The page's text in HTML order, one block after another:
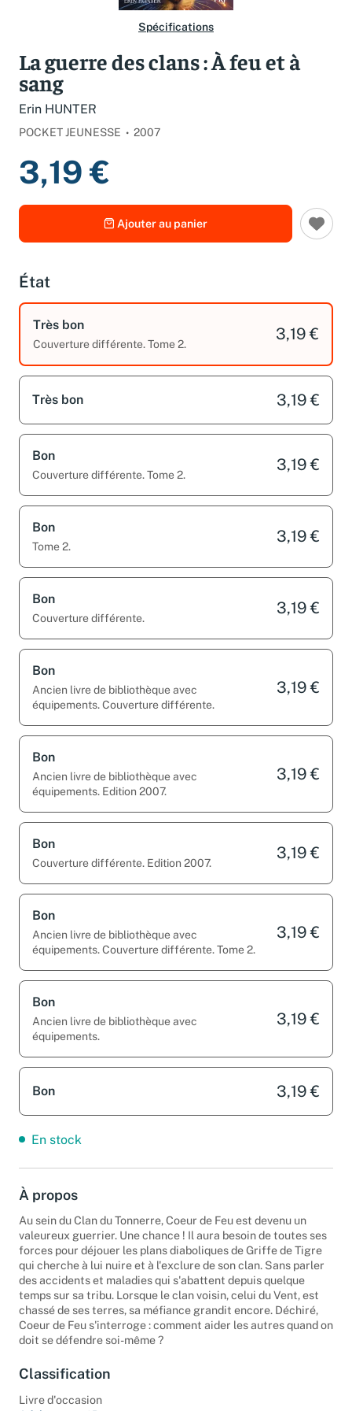
Spécifications
La guerre des clans : À feu et à
sang
Erin HUNTER
POCKET JEUNESSE 2007
3,19 €
Ajouter au panier
État
Très bon
Couverture différente. Tome 2.
3,19 €
Très bon 3,19 €
Bon
Couverture différente. Tome 2.
3,19 €
Bon
Tome 2.
3,19 €
Bon
Couverture différente.
3,19 €
Bon
Ancien livre de bibliothèque avec
équipements. Couverture différente.
3,19 €
Bon
Ancien livre de bibliothèque avec
équipements. Edition 2007.
3,19 €
Bon
Couverture différente. Edition 2007.
3,19 €
Bon
Ancien livre de bibliothèque avec
équipements. Couverture différente. Tome 2.
3,19 €
Bon
Ancien livre de bibliothèque avec
équipements.
3,19 €
Bon 3,19 €
En stock
À propos
Au sein du Clan du Tonnerre, Coeur de Feu est devenu un
valeureux guerrier. Une chance ! Il aura besoin de toutes ses
forces pour déjouer les plans diaboliques de Griffe de Tigre
qui cherche à lui nuire et à l'exclure de son clan. Sans parler
des accidents et maladies qui s'abattent depuis quelque
temps sur sa tribu. Lorsque le clan voisin, celui du Vent, est
chassé de ses terres, sa méfiance grandit encore. Déchiré,
Coeur de Feu s'interroge : comment aider les autres quand on
doit se défendre soi-même ?
Classification
Livre d'occasion